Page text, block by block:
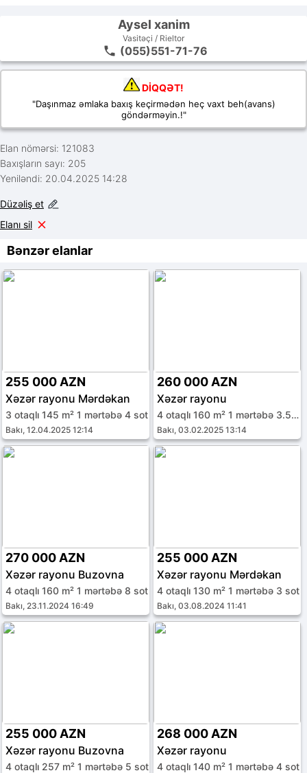
Aysel xanim
Vasitəçi / Rieltor
(055)551-71-76
DİQQƏT!
"Daşınmaz əmlaka baxış keçirmədən heç vaxt beh(avans)
göndərməyin.!"
Elan nömərsi: 121083
Baxışların sayı: 205
Yeniləndi: 20.04.2025 14:28
Düzəliş et
Elanı sil
Bənzər elanlar
255 000 AZN
Xəzər rayonu Mərdəkan
3 otaqlı 145 m² 1 mərtəbə 4 sot
Bakı, 12.04.2025 12:14
260 000 AZN
Xəzər rayonu
4 otaqlı 160 m² 1 mərtəbə 3.5 sot
Bakı, 03.02.2025 13:14
270 000 AZN
Xəzər rayonu Buzovna
4 otaqlı 160 m² 1 mərtəbə 8 sot
Bakı, 23.11.2024 16:49
255 000 AZN
Xəzər rayonu Mərdəkan
4 otaqlı 130 m² 1 mərtəbə 3 sot
Bakı, 03.08.2024 11:41
255 000 AZN
Xəzər rayonu Buzovna
4 otaqlı 257 m² 1 mərtəbə 5 sot
268 000 AZN
Xəzər rayonu
4 otaqlı 140 m² 1 mərtəbə 4 sot